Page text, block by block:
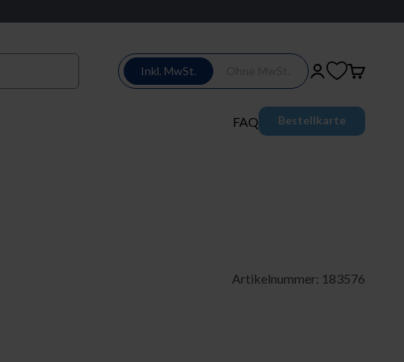
FAQ Bestellkarte
Inkl. MwSt. Login
Artikelnummer: 183576